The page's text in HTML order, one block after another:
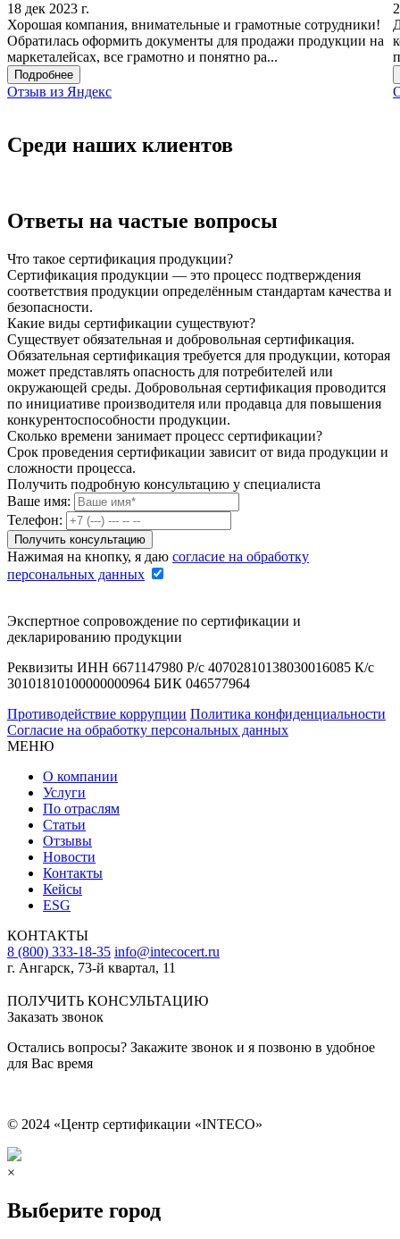
18 дек 2023 г.
Хорошая компания, внимательные и грамотные сотрудники!
Обратилась оформить документы для продажи продукции на
маркеталейсах, все грамотно и понятно ра...
Подробнее
Отзыв из Яндекс
Среди наших клиентов
Ответы на частые вопросы
Что такое сертификация продукции?
Сертификация продукции — это процесс подтверждения
соответствия продукции определённым стандартам качества и
безопасности.
Какие виды сертификации существуют?
Существует обязательная и добровольная сертификация.
Обязательная сертификация требуется для продукции, которая
может представлять опасность для потребителей или
окружающей среды. Добровольная сертификация проводится
по инициативе производителя или продавца для повышения
конкурентоспособности продукции.
Сколько времени занимает процесс сертификации?
Срок проведения сертификации зависит от вида продукции и
сложности процесса.
Получить подробную консультацию у специалиста
Ваше имя:
Телефон:
Нажимая на кнопку, я даю согласие на обработку
персональных данных
Экспертное сопровождение по сертификации и
декларированию продукции
Реквизиты ИНН 6671147980 Р/с 40702810138030016085 К/с
30101810100000000964 БИК 046577964
Противодействие коррупции Политика конфиденциальности
Согласие на обработку персональных данных
МЕНЮ
О компании
Услуги
По отраслям
Статьи
Отзывы
Новости
Контакты
Кейсы
ESG
КОНТАКТЫ
8 (800) 333-18-35 info@intecocert.ru
г. Ангарск, 73-й квартал, 11
ПОЛУЧИТЬ КОНСУЛЬТАЦИЮ
Заказать звонок
Остались вопросы? Закажите звонок и я позвоню в удобное
для Вас время
© 2024 «Центр сертификации «INTECO»
×
Выберите город